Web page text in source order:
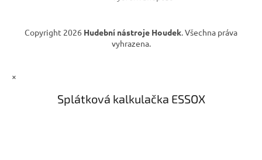
s
u
Copyright 2026 Hudební nástroje Houdek. Všechna práva
vyhrazena.
×
Splátková kalkulačka ESSOX